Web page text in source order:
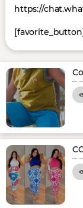
https://